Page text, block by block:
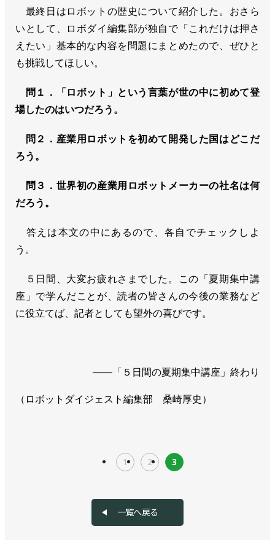
最終日はロボットの歴史について紹介した。おさら
いとして、ロボダイ編集部が独自で「これだけは押さ
えたい」基本的な内容を問題にまとめたので、ぜひと
も挑戦してほしい。
問１．「ロボット」という言葉が世の中に初めて登
場したのはいつだろう。
問２．産業用ロボットを初めて開発した国はどこだ
ろう。
問３．世界初の産業用ロボットメーカーの社名は何
だろう。
答えは本文の中にあるので、各自でチェックしよ
う。
５日間、大変お疲れさまでした。この「夏期集中講
座」で学んだことが、読者の皆さんの今後の業務など
に役立てば、記者としても望外の喜びです。
――「５日間の夏期集中講座」終わり
（ロボットダイジェスト編集部 桑崎厚史）
1 2 3
一覧へ戻る